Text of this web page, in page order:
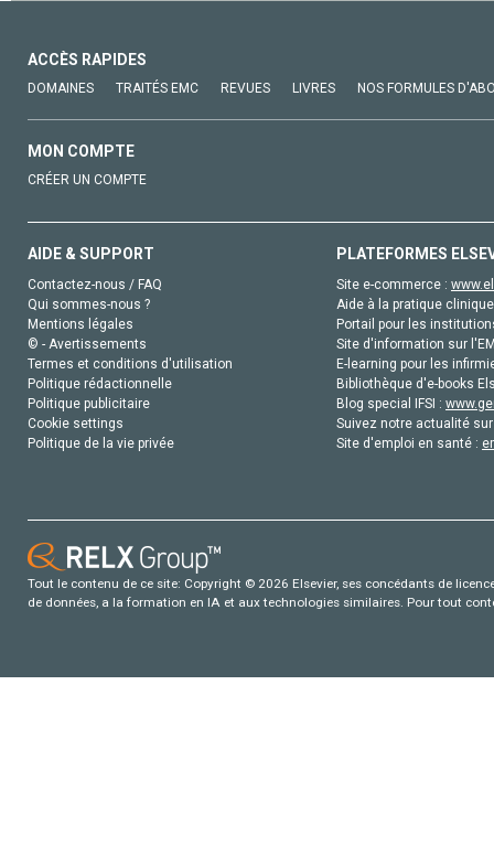
ACCÈS RAPIDES
DOMAINES TRAITÉS EMC REVUES LIVRES NOS FORMULES
MON COMPTE
CRÉER UN COMPTE
AIDE & SUPPORT
Contactez-nous / FAQ
Qui sommes-nous ?
Mentions légales
© - Avertissements
Termes et conditions d'utilisation
Politique rédactionnelle
Politique publicitaire
Cookie settings
Politique de la vie privée
PLATEFORMES
Site e-commerce :
Aide à la pratique
Portail pour les
Site d'information sur
E-learning pour les
Bibliothèque d'e-books
Blog special IFSI :
Suivez notre actualité
Site d'emploi en santé :
Tout le contenu de ce site: Copyright © 2026 Elsevier, ses concédants de
de données, a la formation en IA et aux technologies similaires. Pour tout